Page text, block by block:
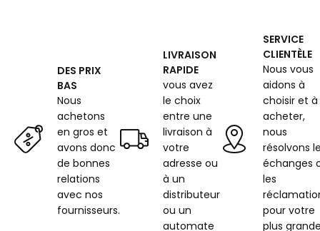
DES PRIX
BAS
Nous
achetons
en gros et
avons donc
de bonnes
relations
avec nos
fournisseurs.
LIVRAISON
RAPIDE
vous avez
le choix
entre une
livraison à
votre
adresse ou
à un
distributeur
ou un
automate
SERVICE
CLIENTÈLE
Nous vous
aidons à
choisir et à
acheter,
nous
résolvons
échanges
les
pour votre
plus